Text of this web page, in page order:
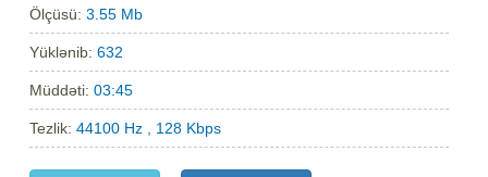
Ölçüsü:3.55 Mb
Yüklənib:632
Müddəti:03:45
Tezlik:44100 Hz , 128 Kbps